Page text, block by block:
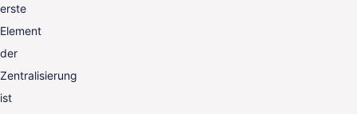
erste
Element
der
Zentralisierung
ist